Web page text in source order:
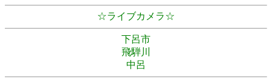
☆ライブカメラ☆
下呂市
飛騨川
中呂